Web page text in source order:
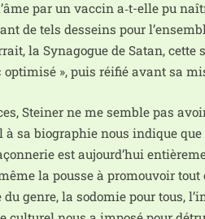
par un vac­cin a‑t-elle pu
de tels des­seins pour
la Synagogue de Satan, cette
», puis réi­fié avant sa
Steiner ne me semble pas
sa bio­gra­phie nous indique
est aujourd’hui
la pousse à pro­mou­voir
genre, la sodo­mie pour tous,